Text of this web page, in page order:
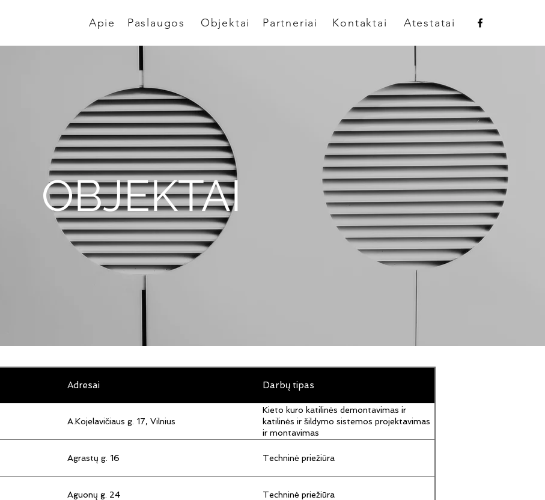
Atestatai
Apie Paslaugos Objektai Partneriai Kontaktai
OBJEKTAI
Adresai Darbų tipas
A.Kojelavičiaus g. 17, Vilnius
Kieto kuro katilinės demontavimas ir
katilinės ir šildymo sistemos projektavimas
ir montavimas
Agrastų g. 16 Techninė priežiūra
Aguonų g. 24 Techninė priežiūra